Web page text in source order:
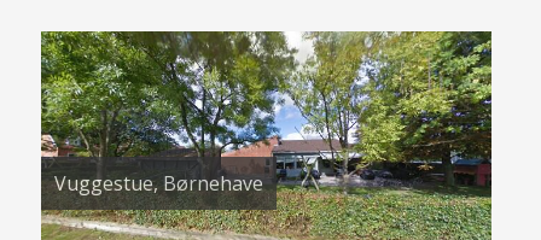
Vuggestue, Børnehave